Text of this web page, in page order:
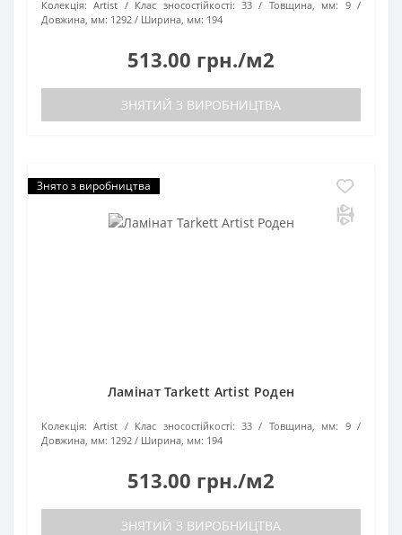
Колекція: Artist Клас зносостійкості: 33 Товщина, мм: 9
Довжина, мм: 1292 Ширина, мм: 194
513.00 грн./м2
ЗНЯТИЙ З ВИРОБНИЦТВА
Знято з виробництва
Ламінат Tarkett Artist Роден
Колекція: Artist Клас зносостійкості: 33 Товщина, мм: 9
Довжина, мм: 1292 Ширина, мм: 194
513.00 грн./м2
ЗНЯТИЙ З ВИРОБНИЦТВА